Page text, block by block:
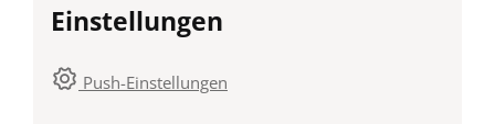
Einstellungen
gear Push-Einstellungen